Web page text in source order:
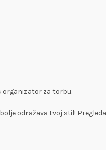
organizator za torbu.
odražava tvoj stil!